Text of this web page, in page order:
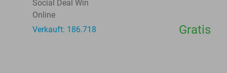
Social Deal Win
Online
Verkauft: 186.718
Gratis